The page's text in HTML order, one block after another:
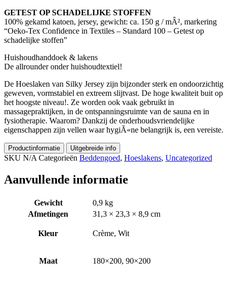
GETEST OP SCHADELIJKE STOFFEN
100% gekamd katoen, jersey, gewicht: ca. 150 g / mÂ², markering
“Oeko-Tex Confidence in Textiles – Standard 100 – Getest op
schadelijke stoffen”
Huishoudhanddoek & lakens
De allrounder onder huishoudtextiel!
De Hoeslaken van Silky Jersey zijn bijzonder sterk en ondoorzichtig
geweven, vormstabiel en extreem slijtvast. De hoge kwaliteit buit op
het hoogste niveau!. Ze worden ook vaak gebruikt in
massagepraktijken, in de ontspanningsruimte van de sauna en in
fysiotherapie. Waarom? Dankzij de onderhoudsvriendelijke
eigenschappen zijn vellen waar hygiÃ«ne belangrijk is, een vereiste.
Productinformatie Uitgebreide info
SKU N/A Categorieën Beddengoed, Hoeslakens, Uncategorized
Aanvullende informatie
Gewicht
0,9 kg
Afmetingen
31,3 × 23,3 × 8,9 cm
Kleur Crème, Wit
Maat 180×200, 90×200